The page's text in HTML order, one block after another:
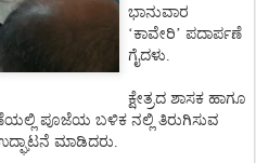
ಭಾನುವಾರ
‘ಕಾವೇರಿ’ ಪದಾರ್ಪಣೆ
ಗೈದಳು.
ಕ್ಷೇತ್ರದ ಶಾಸಕ ಹಾಗೂ
ಪೂಜೆಯ ಬಳಿಕ ನಲ್ಲಿ ತಿರುಗಿಸುವ
ಮಾಡಿದರು.